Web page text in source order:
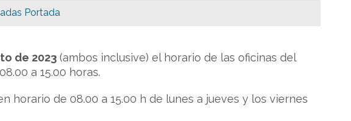
Portada
de 2023 (ambos inclusive) el horario de las oficinas del
a 15.00 horas.
horario de 08.00 a 15.00 h de lunes a jueves y los viernes